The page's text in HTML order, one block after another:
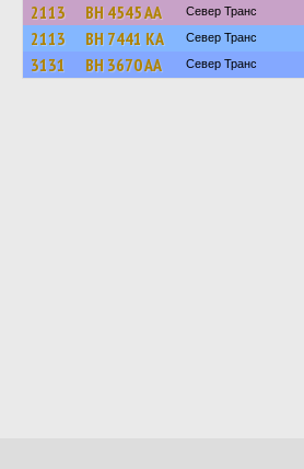
2113 BH 4545 AA Север Транс
2113 BH 7441 KA Север Транс
3131 BH 3670 AA Север Транс